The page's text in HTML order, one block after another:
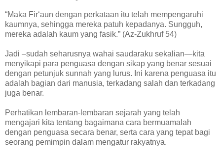
“Maka Fir‘aun dengan perkataan itu telah mempengaruhi
kaumnya, sehingga mereka patuh kepadanya. Sungguh,
mereka adalah kaum yang fasik.” (Az-Zukhruf 54)
Jadi –sudah seharusnya wahai saudaraku sekalian—kita
menyikapi para penguasa dengan sikap yang benar sesuai
dengan petunjuk sunnah yang lurus. Ini karena penguasa itu
adalah bagian dari manusia, terkadang salah dan terkadang
juga benar.
Perhatikan lembaran-lembaran sejarah yang telah
mengajari kita tentang bagaimana cara bermuamalah
dengan penguasa secara benar, serta cara yang tepat bagi
seorang pemimpin dalam mengatur rakyatnya.